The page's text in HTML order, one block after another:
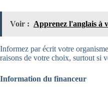
Voir : Apprenez l'anglais à
Informez par écrit votre
raisons de votre choix, surtout si
Information du financeur